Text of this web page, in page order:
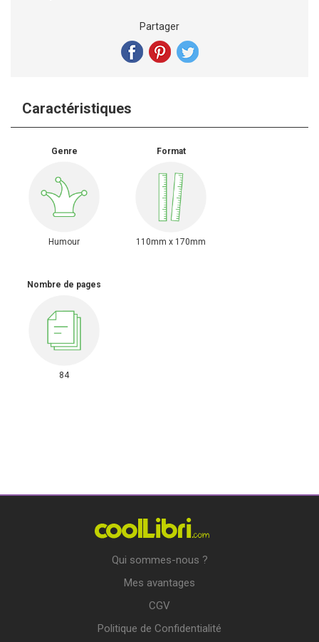
Partager
Caractéristiques
Genre
Humour
Format
110mm x 170mm
Nombre de pages
84
Qui sommes-nous ?
Mes avantages
CGV
Politique de Confidentialité